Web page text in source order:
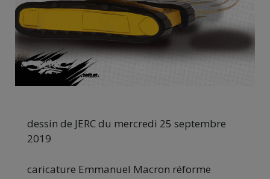
dessin de JERC du mercredi 25 septembre
2019
caricature Emmanuel Macron réforme